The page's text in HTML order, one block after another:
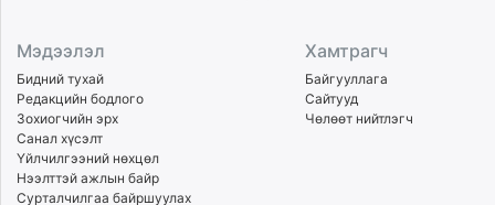
Мэдээлэл
Бидний тухай
Редакцийн бодлого
Зохиогчийн эрх
Санал хүсэлт
Үйлчилгээний нөхцөл
Нээлттэй ажлын байр
Сурталчилгаа байршуулах
Хамтрагч
Байгууллага
Сайтууд
Чөлөөт нийтлэгч